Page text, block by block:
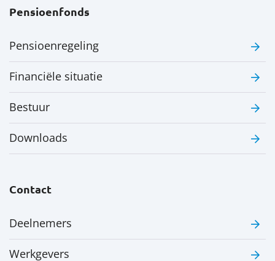
Pensioenfonds
Pensioenregeling
Financiële situatie
Bestuur
Downloads
Contact
Deelnemers
Werkgevers